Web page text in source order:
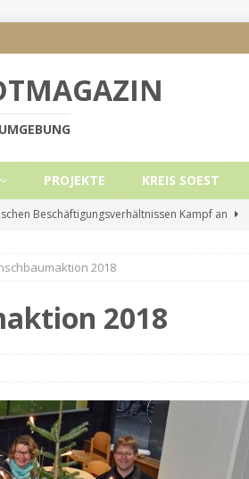
PROJEKTE KREIS SOEST
Beschäftigungsverhältnissen Kampf an
für Leistungsempfänger
vom 13.11.24
UNCATEGORIZED
2018
2018